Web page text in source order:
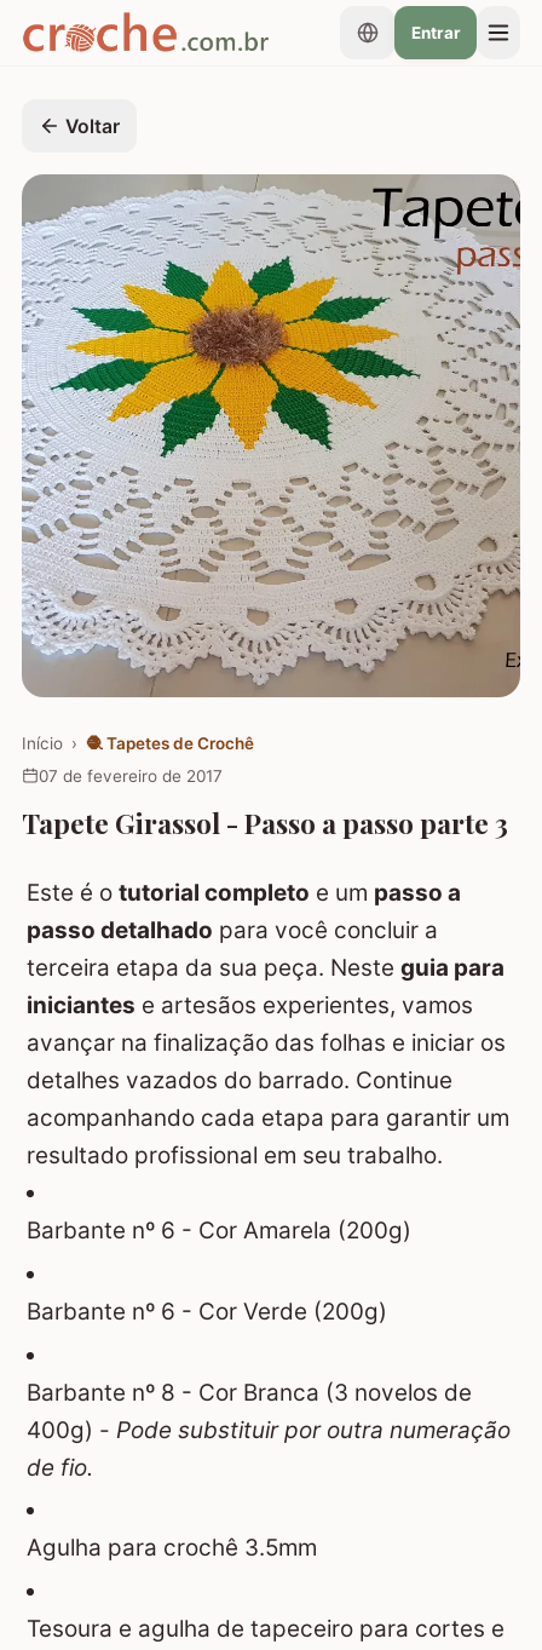
Entrar
Voltar
Início › 🧶 Tapetes de Crochê
07 de fevereiro de 2017
Tapete Girassol - Passo a passo parte 3
Este é o tutorial completo e um passo a
passo detalhado para você concluir a
terceira etapa da sua peça. Neste guia para
iniciantes e artesãos experientes, vamos
avançar na finalização das folhas e iniciar os
detalhes vazados do barrado. Continue
acompanhando cada etapa para garantir um
resultado profissional em seu trabalho.
Barbante nº 6 - Cor Amarela (200g)
Barbante nº 6 - Cor Verde (200g)
Barbante nº 8 - Cor Branca (3 novelos de
400g) - Pode substituir por outra numeração
de fio.
Agulha para crochê 3.5mm
Tesoura e agulha de tapeceiro para cortes e